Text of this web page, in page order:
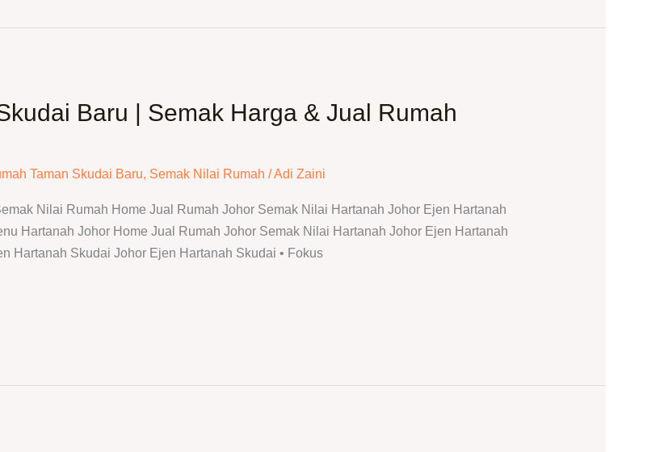
Baru | Semak Harga & Jual Rumah
Taman Skudai Baru, Semak Nilai Rumah /Adi Zaini
Nilai Rumah Home Jual Rumah Johor Semak Nilai Hartanah Johor Ejen Hartanah
Hartanah Johor Home Jual Rumah Johor Semak Nilai Hartanah Johor Ejen Hartanah
Hartanah Skudai Johor Ejen Hartanah Skudai • Fokus